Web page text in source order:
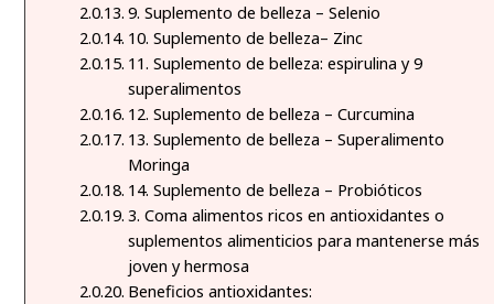
9. Suplemento de belleza – Selenio
10. Suplemento de belleza– Zinc
11. Suplemento de belleza: espirulina y 9
superalimentos
12. Suplemento de belleza – Curcumina
13. Suplemento de belleza – Superalimento
Moringa
14. Suplemento de belleza – Probióticos
3. Coma alimentos ricos en antioxidantes o
suplementos alimenticios para mantenerse más
joven y hermosa
Beneficios antioxidantes: